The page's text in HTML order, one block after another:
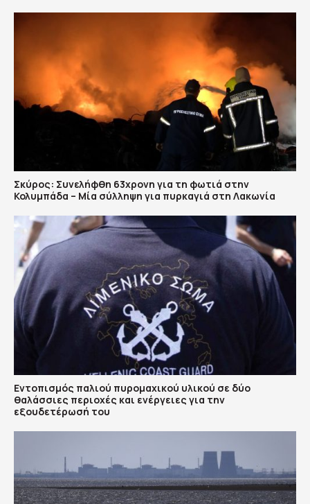
Σκύρος: Συνελήφθη 63χρονη για τη φωτιά στην
Κολυμπάδα – Μία σύλληψη για πυρκαγιά στη Λακωνία
Εντοπισμός παλιού πυρομαχικού υλικού σε δύο
θαλάσσιες περιοχές και ενέργειες για την
εξουδετέρωσή του